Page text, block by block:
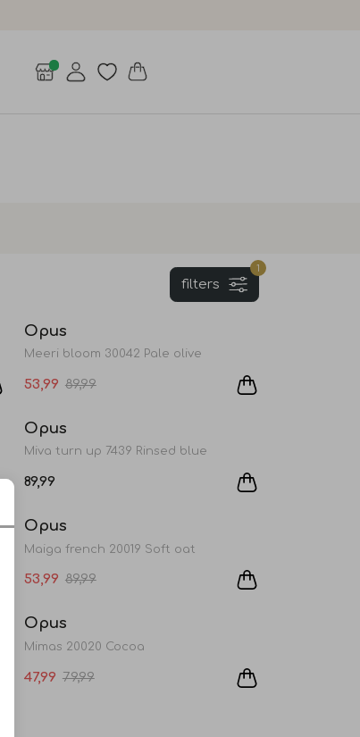
1
filters
Opus
Meeri bloom 30042 Pale olive
53,99 89,99
Opus
Miva turn up 7439 Rinsed blue
89,99
Sale
Opus
Maiga french 20019 Soft oat
53,99 89,99
Sale
Opus
Mimas 20020 Cocoa
47,99 79,99